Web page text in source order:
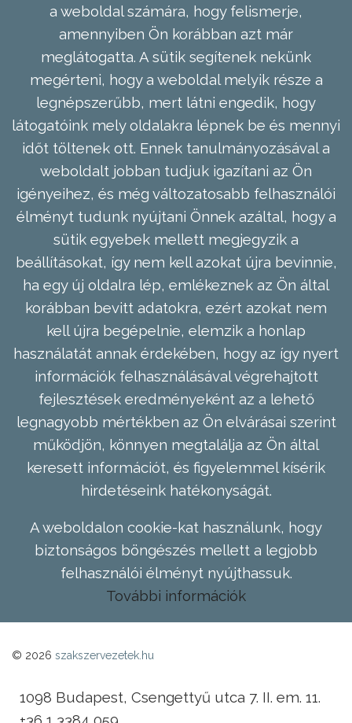
a weboldal számára, hogy felismerje,
amennyiben Ön korábban azt már
meglátogatta. A sütik segítenek nekünk
megérteni, hogy a weboldal melyik része a
legnépszerűbb, mert látni engedik, hogy
látogatóink mely oldalakra lépnek be és mennyi
időt töltenek ott. Ennek tanulmányozásával a
weboldalt jobban tudjuk igazítani az Ön
igényeihez, és még változatosabb felhasználói
élményt tudunk nyújtani Önnek azáltal, hogy a
sütik egyebek mellett megjegyzik a
beállításokat, így nem kell azokat újra bevinnie,
ha egy új oldalra lép, emlékeznek az Ön által
korábban bevitt adatokra, ezért azokat nem
kell újra begépelnie, elemzik a honlap
használatát annak érdekében, hogy az így nyert
információk felhasználásával végrehajtott
fejlesztések eredményeként az a lehető
legnagyobb mértékben az Ön elvárásai szerint
működjön, könnyen megtalálja az Ön által
keresett információt, és figyelemmel kísérik
hirdetéseink hatékonyságát.
A weboldalon cookie-kat használunk, hogy
biztonságos böngészés mellett a legjobb
felhasználói élményt nyújthassuk.
További információk
© 2026 szakszervezetek.hu
1098 Budapest, Csengettyű utca 7. II. em. 11.